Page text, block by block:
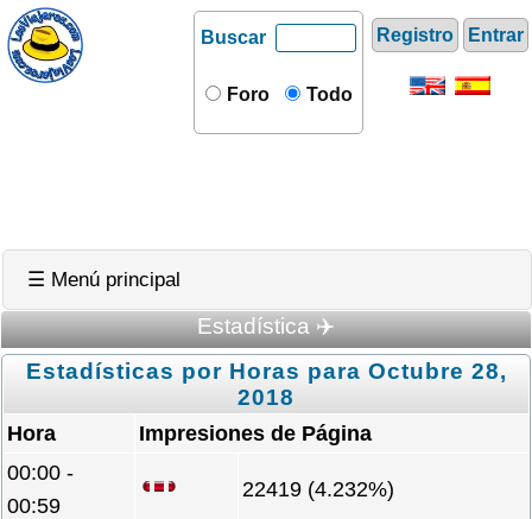
Registro Entrar
Buscar
Foro Todo
☰ Menú principal
Estadística ✈️
Estadísticas por Horas para Octubre 28,
2018
Hora
Impresiones de Página
00:00 -
00:59
22419 (4.232%)